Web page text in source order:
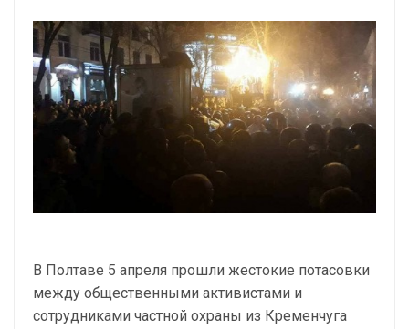
В Полтаве 5 апреля прошли жестокие потасовки
между общественными активистами и
сотрудниками частной охраны из Кременчуга